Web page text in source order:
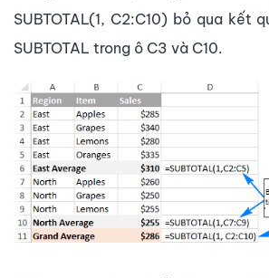
SUBTOTAL(1, C2:C10) bỏ qua kết
SUBTOTAL trong ô C3 và C10.